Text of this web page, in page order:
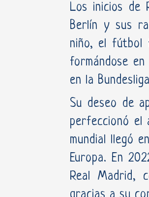
Los inicios de
Berlín y sus
niño, el fútbol
formándose
en la
Su deseo de
perfeccionó el
mundial llegó
Europa. En
Real Madrid,